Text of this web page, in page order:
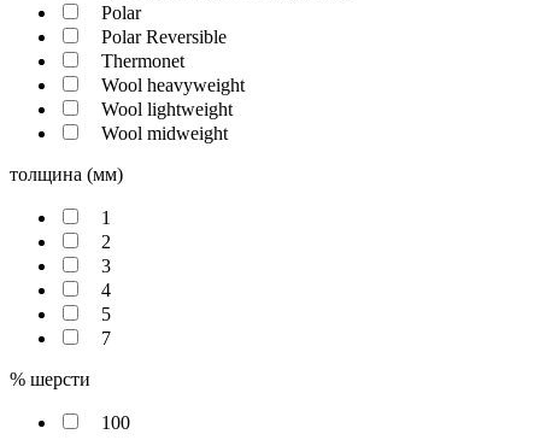
Polar
Polar Reversible
Thermonet
Wool heavyweight
Wool lightweight
Wool midweight
толщина (мм)
1
2
3
4
5
7
% шерсти
100